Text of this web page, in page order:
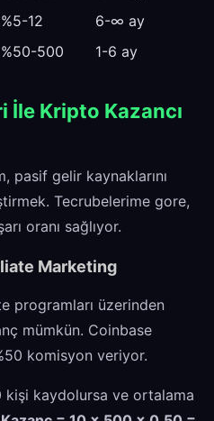
%5-12
6-∞ ay
%50-500 1-6 ay
İle Kripto Kazancı
pasif gelir kaynaklarını
Tecrubelerime gore,
oranı sağlıyor.
Marketing
programları üzerinden
mümkün. Coinbase
komisyon veriyor.
kişi kaydolursa ve ortalama